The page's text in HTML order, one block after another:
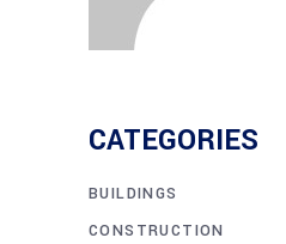
CATEGORIES
BUILDINGS
CONSTRUCTION